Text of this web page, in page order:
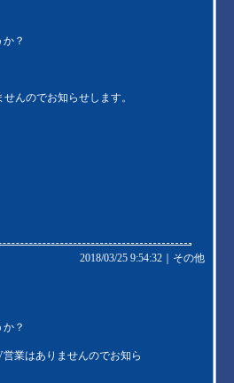
？
んのでお知らせします。
2018/03/25 9:54:32｜ その他
？
業はありませんのでお知ら